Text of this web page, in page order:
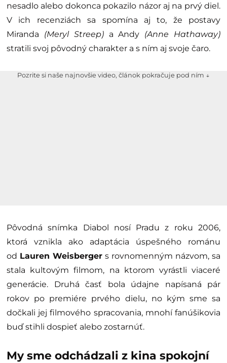
nesadlo alebo dokonca pokazilo názor aj na prvý diel.
V ich recenziách sa spomína aj to, že postavy
Miranda (Meryl Streep)a Andy (Anne Hathaway)
stratili svoj pôvodný charakter a s ním aj svoje čaro.
Pozrite si naše najnovšie video, článok pokračuje pod ním ↓
Pôvodná snímka Diabol nosí Pradu z roku 2006,
ktorá vznikla ako adaptácia úspešného románu
od Lauren Weisberger s rovnomenným názvom, sa
stala kultovým filmom, na ktorom vyrástli viaceré
generácie. Druhá časť bola údajne napísaná pár
rokov po premiére prvého dielu, no kým sme sa
dočkali jej filmového spracovania, mnohí fanúšikovia
buď stihli dospieť alebo zostarnúť.
My sme odchádzali z kina spokojní